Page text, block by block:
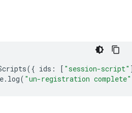
({ ids : [ "session-script"
. log( "un-registration complete"